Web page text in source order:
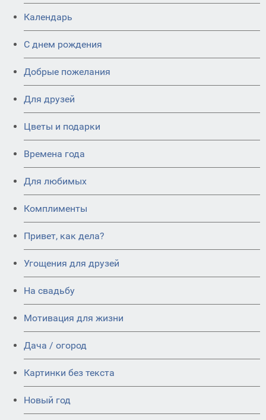
Календарь
C днем рождения
Добрые пожелания
Для друзей
Цветы и подарки
Времена года
Для любимых
Комплименты
Привет, как дела?
Угощения для друзей
На свадьбу
Мотивация для жизни
Дача / огород
Картинки без текста
Новый год